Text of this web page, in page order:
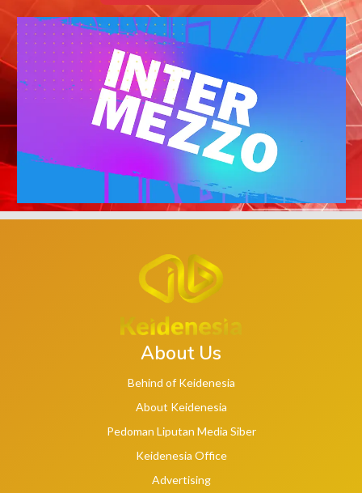
About Us
Behind of Keidenesia
About Keidenesia
Pedoman Liputan Media Siber
Keidenesia Office
Advertising